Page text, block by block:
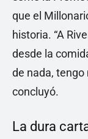
que el
historia. “A
desde la
de nada, tengo
concluyó.
La dura